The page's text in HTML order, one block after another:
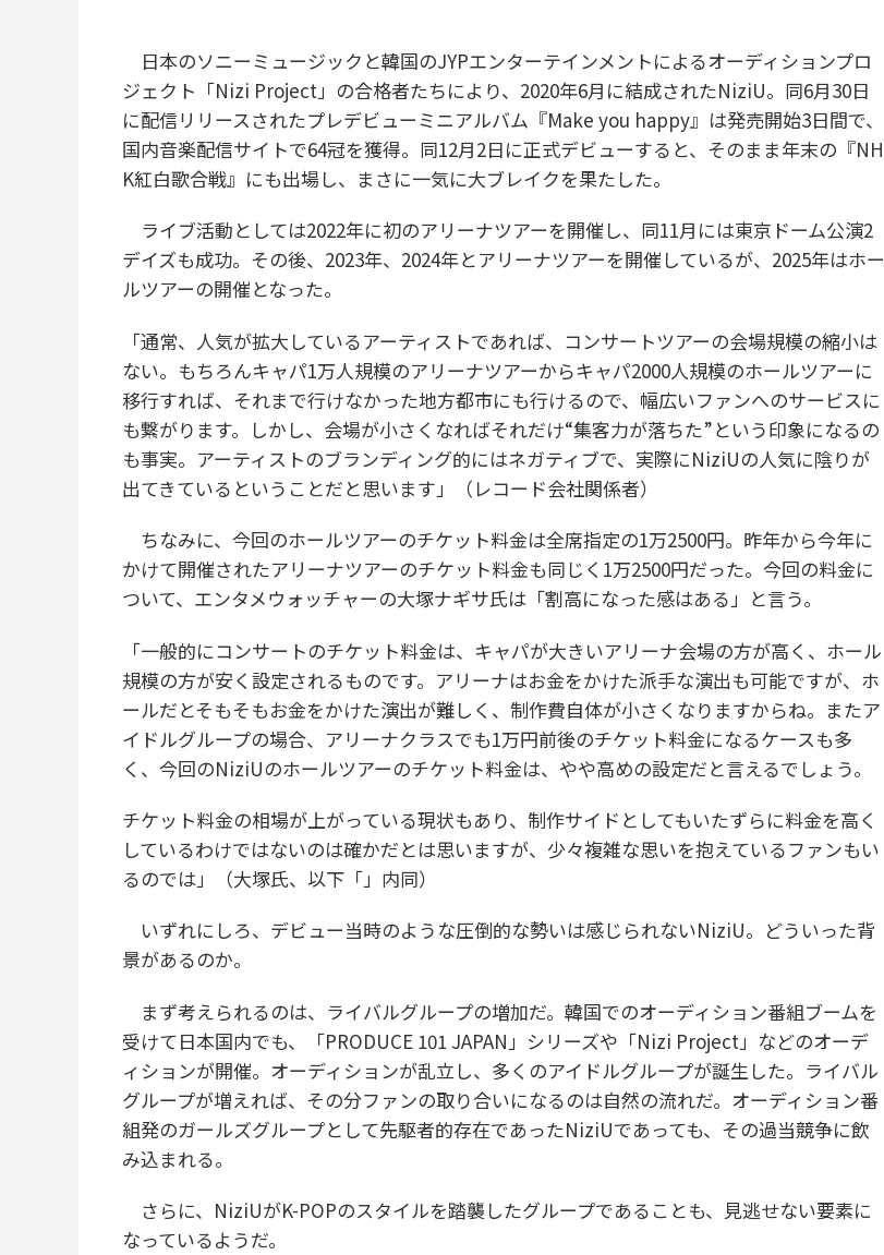
日本のソニーミュージックと韓国のJYPエンターテインメントによるオーディションプロ
ジェクト「Nizi Project」の合格者たちにより、2020年6月に結成されたNiziU。同6月30日
に配信リリースされたプレデビューミニアルバム『Make you happy』は発売開始3日間で、
国内音楽配信サイトで64冠を獲得。同12月2日に正式デビューすると、そのまま年末の『NH
K紅白歌合戦』にも出場し、まさに一気に大ブレイクを果たした。
ライブ活動としては2022年に初のアリーナツアーを開催し、同11月には東京ドーム公演2
デイズも成功。その後、2023年、2024年とアリーナツアーを開催しているが、2025年はホー
ルツアーの開催となった。
「通常、人気が拡大しているアーティストであれば、コンサートツアーの会場規模の縮小は
ない。もちろんキャパ1万人規模のアリーナツアーからキャパ2000人規模のホールツアーに
移行すれば、それまで行けなかった地方都市にも行けるので、幅広いファンへのサービスに
も繋がります。しかし、会場が小さくなればそれだけ“集客力が落ちた”という印象になるの
も事実。アーティストのブランディング的にはネガティブで、実際にNiziUの人気に陰りが
出てきているということだと思います」（レコード会社関係者）
ちなみに、今回のホールツアーのチケット料金は全席指定の1万2500円。昨年から今年に
かけて開催されたアリーナツアーのチケット料金も同じく1万2500円だった。今回の料金に
ついて、エンタメウォッチャーの大塚ナギサ氏は「割高になった感はある」と言う。
「一般的にコンサートのチケット料金は、キャパが大きいアリーナ会場の方が高く、ホール
規模の方が安く設定されるものです。アリーナはお金をかけた派手な演出も可能ですが、ホ
ールだとそもそもお金をかけた演出が難しく、制作費自体が小さくなりますからね。またア
イドルグループの場合、アリーナクラスでも1万円前後のチケット料金になるケースも多
く、今回のNiziUのホールツアーのチケット料金は、やや高めの設定だと言えるでしょう。
チケット料金の相場が上がっている現状もあり、制作サイドとしてもいたずらに料金を高く
しているわけではないのは確かだとは思いますが、少々複雑な思いを抱えているファンもい
るのでは」（大塚氏、以下「」内同）
いずれにしろ、デビュー当時のような圧倒的な勢いは感じられないNiziU。どういった背
景があるのか。
まず考えられるのは、ライバルグループの増加だ。韓国でのオーディション番組ブームを
受けて日本国内でも、「PRODUCE 101 JAPAN」シリーズや「Nizi Project」などのオーデ
ィションが開催。オーディションが乱立し、多くのアイドルグループが誕生した。ライバル
グループが増えれば、その分ファンの取り合いになるのは自然の流れだ。オーディション番
組発のガールズグループとして先駆者的存在であったNiziUであっても、その過当競争に飲
み込まれる。
さらに、NiziUがK-POPのスタイルを踏襲したグループであることも、見逃せない要素に
なっているようだ。